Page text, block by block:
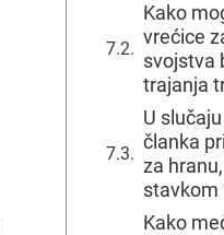
Kako
vrećice
svojstva
trajanja
U
članka
za
stavkom
Kako